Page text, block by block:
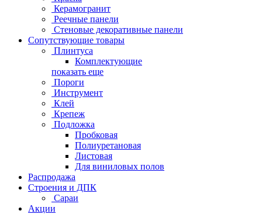
Керамогранит
Реечные панели
Стеновые декоративные панели
Сопутствующие товары
Плинтуса
Комплектующие
показать еще
Пороги
Инструмент
Клей
Крепеж
Подложка
Пробковая
Полиуретановая
Листовая
Для виниловых полов
Распродажа
Строения и ДПК
Сараи
Акции